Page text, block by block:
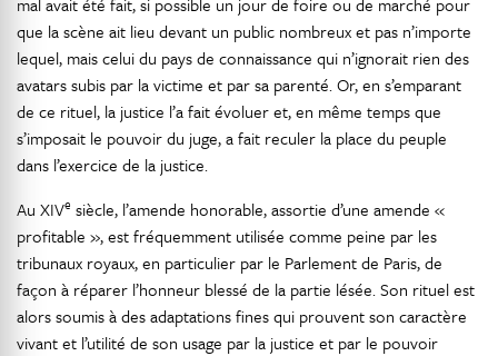
que la scène ait lieu devant un public nombreux et pas n’importe
lequel, mais celui du pays de connaissance qui n’ignorait rien des
avatars subis par la victime et par sa parenté. Or, en s’emparant
de ce rituel, la justice l’a fait évoluer et, en même temps que
s’imposait le pouvoir du juge, a fait reculer la place du peuple
dans l’exercice de la justice.
Au XIVe siècle, l’amende honorable, assortie d’une amende «
profitable », est fréquemment utilisée comme peine par les
tribunaux royaux, en particulier par le Parlement de Paris, de
façon à réparer l’honneur blessé de la partie lésée. Son rituel est
alors soumis à des adaptations fines qui prouvent son caractère
vivant et l’utilité de son usage par la justice et par le pouvoir